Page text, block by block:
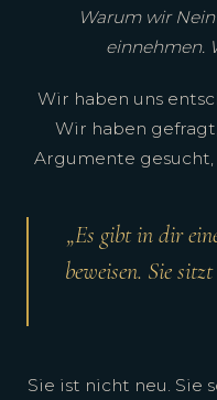
Warum wir
einnehmen.
Wir haben uns
Wir haben
Argumente
„Es gibt in dir
beweisen. Sie
Sie ist nicht neu. Sie